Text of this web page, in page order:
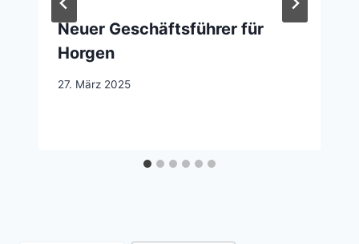
Neuer Geschäftsführer für
Horgen
27. März 2025